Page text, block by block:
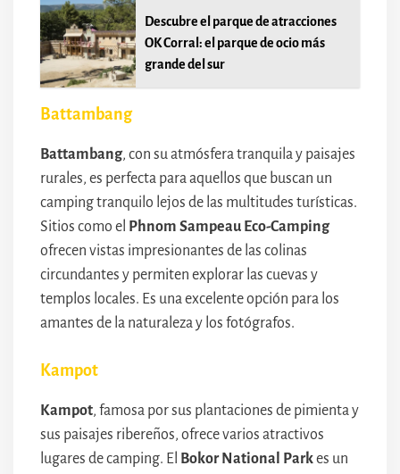
Descubre el parque de atracciones
OK Corral: el parque de ocio más
grande del sur
Battambang
Battambang, con su atmósfera tranquila y paisajes
rurales, es perfecta para aquellos que buscan un
camping tranquilo lejos de las multitudes turísticas.
Sitios como el Phnom Sampeau Eco-Camping
ofrecen vistas impresionantes de las colinas
circundantes y permiten explorar las cuevas y
templos locales. Es una excelente opción para los
amantes de la naturaleza y los fotógrafos.
Kampot
Kampot, famosa por sus plantaciones de pimienta y
sus paisajes ribereños, ofrece varios atractivos
lugares de camping. El Bokor National Parkes un